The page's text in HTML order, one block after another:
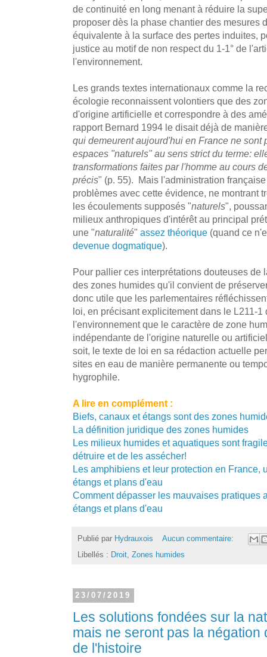
de continuité en long menant à réduire la
proposer dès la phase chantier des mesures
équivalente à la surface des pertes induites,
justice au motif de non respect du 1-1° de
l'environnement.
Les grands textes internationaux comme la
écologie reconnaissent volontiers que des
d'origine artificielle et correspondre à des
rapport Bernard 1994 le disait déjà de
qui demeurent aujourd'hui en France ne sont
espaces "naturels" au sens strict du terme:
transformations faites par l'homme au cours
précis" (p. 55). Mais l'administration
problèmes avec cette évidence, ne montrant
les écoulements supposés "naturels",
milieux anthropiques d'intérêt au principal
une "naturalité" assez théorique (quand ce
devenue dogmatique).
Pour pallier ces interprétations douteuses de
des zones humides qu'il convient de
donc utile que les parlementaires
loi, en précisant explicitement dans le L211-1
l'environnement que le caractère de zone
indépendante de l'origine naturelle ou
soit, le texte de loi en sa rédaction actuelle
sites en eau de manière permanente ou
hygrophile.
A lire en complément :
Biefs, canaux et étangs sont des zones
La définition juridique des zones humides
Les milieux humides et aquatiques sont
détruire et de les assécher!
Les amphibiens et leur protection en France,
étangs et plans d'eau
Comment dépasser les mauvaises pratiques
étangs et plans d'eau
Publié par Hydrauxois
Aucun commentaire:
Libellés : Droit Zones humides
23/07/2019
Les solutions fondées sur la
mais ne seront pas la négation
de l'histoire